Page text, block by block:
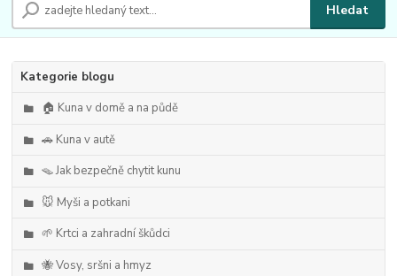
Hledat
Kategorie blogu
🏠 Kuna v domě a na půdě
🚗 Kuna v autě
🪤 Jak bezpečně chytit kunu
🐭 Myši a potkani
🌱 Krtci a zahradní škůdci
🐝 Vosy, sršni a hmyz